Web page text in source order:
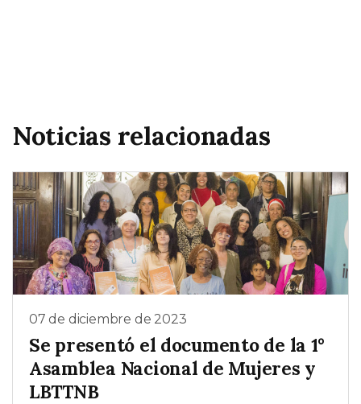
Noticias relacionadas
07 de diciembre de 2023
Se presentó el documento de la 1°
Asamblea Nacional de Mujeres y
LBTTNB